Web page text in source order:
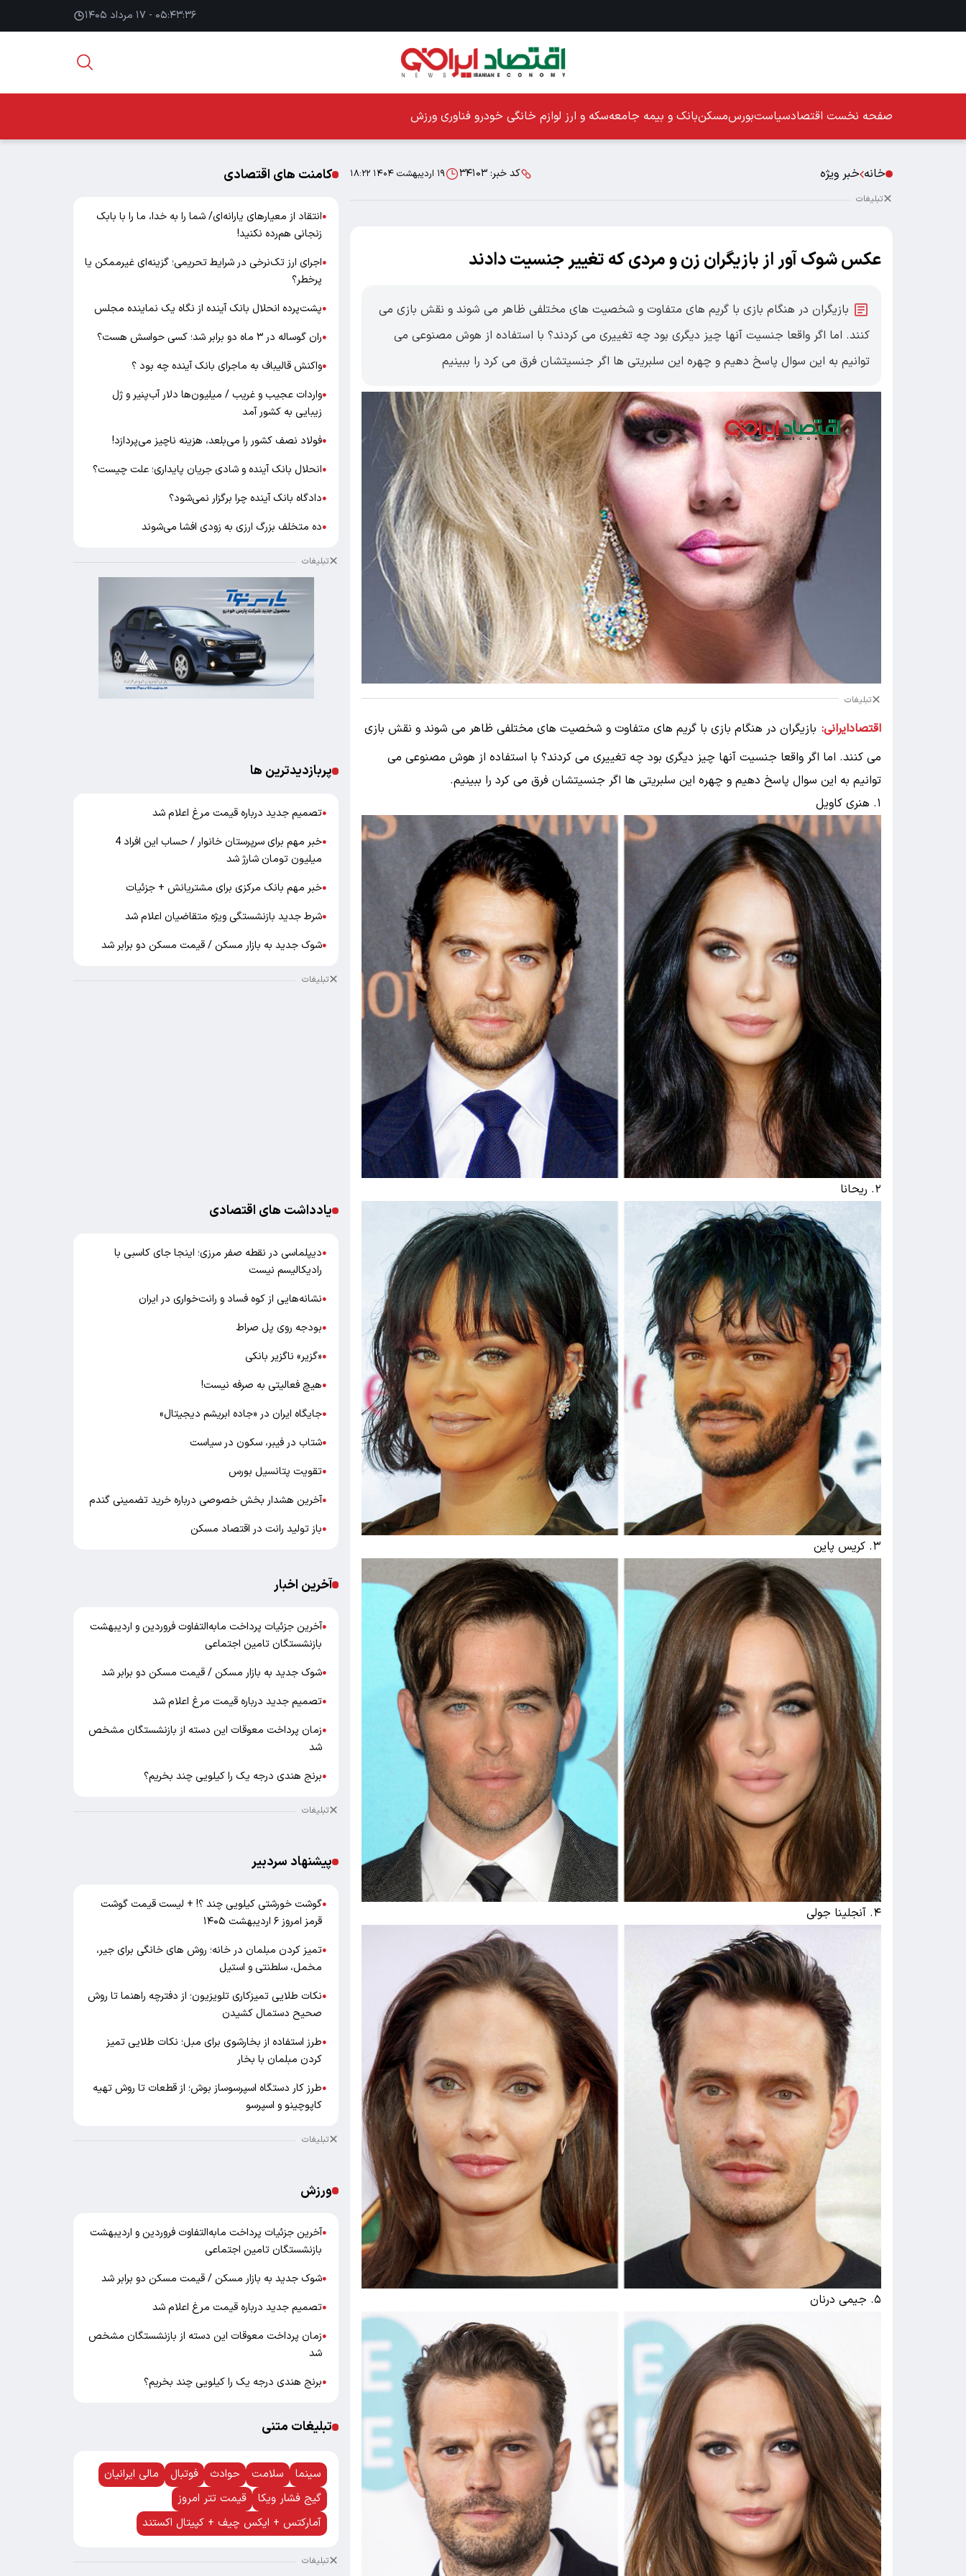
۰۵:۴۳:۳۸ - ۱۷ مرداد ۱۴۰۵
صفحه نخست اقتصادسیاستبورسمسکنبانک و بیمه جامعهسکه و ارز لوازم خانگی خودرو فناوری ورزش
خانه خبر ویژه کد خبر: ۳۴۱۰۳ ۱۹ اردیبهشت ۱۴۰۴ ۱۸:۲۲
تبلیغات
عکس شوک آور از بازیگران زن و مردی که تغییر جنسیت دادند
بازیگران در هنگام بازی با گریم های متفاوت و شخصیت های مختلفی ظاهر می شوند و نقش بازی می
کنند. اما اگر واقعا جنسیت آنها چیز دیگری بود چه تغییری می کردند؟ با استفاده از هوش مصنوعی می
توانیم به این سوال پاسخ دهیم و چهره این سلبریتی ها اگر جنسیتشان فرق می کرد را ببینیم
تبلیغات
اقتصادایرانی: بازیگران در هنگام بازی با گریم های متفاوت و شخصیت های مختلفی ظاهر می شوند و نقش بازی
می کنند. اما اگر واقعا جنسیت آنها چیز دیگری بود چه تغییری می کردند؟ با استفاده از هوش مصنوعی می
توانیم به این سوال پاسخ دهیم و چهره این سلبریتی ها اگر جنسیتشان فرق می کرد را ببینیم.
۱. هنری کاویل
۲. ریحانا
۳. کریس پاین
۴. آنجلینا جولی
۵. جیمی درنان
کامنت های اقتصادی
●انتقاد از معیارهای یارانه‌ای/ شما را به خدا، ما را با بابک
زنجانی هم‌رده نکنید!
●اجرای ارز تک‌نرخی در شرایط تحریمی؛ گزینه‌ای غیرممکن یا
پرخطر؟
●پشت‌پرده انحلال بانک آینده از نگاه یک نماینده مجلس
●ران گوساله در ۳ ماه دو برابر شد؛ کسی حواسش هست؟
●واکنش قالیباف به ماجرای بانک آینده چه بود ؟
●واردات عجیب و غریب / میلیون‌ها دلار آب‌پنیر و ژل
زیبایی به کشور آمد
●فولاد نصف کشور را می‌بلعد، هزینه ناچیز می‌پردازد!
●انحلال بانک آینده و شادی جریان پایداری؛ علت چیست؟
●دادگاه بانک آینده چرا برگزار نمی‌شود؟
●ده متخلف بزرگ ارزی به زودی افشا می‌شوند
تبلیغات
پربازدیدترین ها
●تصمیم جدید درباره قیمت مرغ اعلام شد
●
خبر مهم برای سرپرستان خانوار / حساب این افراد 4
میلیون تومان شارژ شد
●خبر مهم بانک مرکزی برای مشتریانش + جزئیات
●شرط جدید بازنشستگی ویژه متقاضیان اعلام شد
●شوک جدید به بازار مسکن / قیمت مسکن دو برابر شد
تبلیغات
یادداشت های اقتصادی
●دیپلماسی در نقطه صفر مرزی؛ اینجا جای کاسبی با
رادیکالیسم نیست
●نشانه‌هایی از کوه فساد و رانت‌خواری در ایران
●بودجه روی پل صراط
●«گزیر» ناگزیر بانکی
●هیچ فعالیتی به صرفه نیست!
●جایگاه ایران در «جاده ابریشم دیجیتال»
●شتاب در فیبر، سکون در سیاست
●تقویت پتانسیل بورس
●آخرین هشدار بخش خصوصی درباره خرید تضمینی گندم
●باز تولید رانت در اقتصاد مسکن
آخرین اخبار
●آخرین جزئیات پرداخت مابه‌التفاوت فروردین و اردیبهشت
بازنشستگان تامین اجتماعی
●شوک جدید به بازار مسکن / قیمت مسکن دو برابر شد
●تصمیم جدید درباره قیمت مرغ اعلام شد
●زمان پرداخت معوقات این دسته از بازنشستگان مشخص
شد
●برنج هندی درجه یک را کیلویی چند بخریم؟
تبلیغات
پیشنهاد سردبیر
●گوشت خورشتی کیلویی چند ؟! + لیست قیمت گوشت
قرمز امروز ۶ اردیبهشت ۱۴۰۵
●تمیز کردن مبلمان در خانه؛ روش های خانگی برای جیر،
مخمل، سلطنتی و استیل
●نکات طلایی تمیزکاری تلویزیون؛ از دفترچه راهنما تا روش
صحیح دستمال کشیدن
●طرز استفاده از بخارشوی برای مبل؛ نکات طلایی تمیز
کردن مبلمان با بخار
●طرز کار دستگاه اسپرسوساز بوش؛ از قطعات تا روش تهیه
کاپوچینو و اسپرسو
تبلیغات
ورزش
●آخرین جزئیات پرداخت مابه‌التفاوت فروردین و اردیبهشت
بازنشستگان تامین اجتماعی
●شوک جدید به بازار مسکن / قیمت مسکن دو برابر شد
●تصمیم جدید درباره قیمت مرغ اعلام شد
●زمان پرداخت معوقات این دسته از بازنشستگان مشخص
شد
●برنج هندی درجه یک را کیلویی چند بخریم؟
تبلیغات متنی
سینما سلامت حوادث فوتبال
مالی ایرانیان
گیج فشار ویکا
قیمت تتر امروز
آمارکتس + ایکس چیف + کپیتال اکستند
تبلیغات